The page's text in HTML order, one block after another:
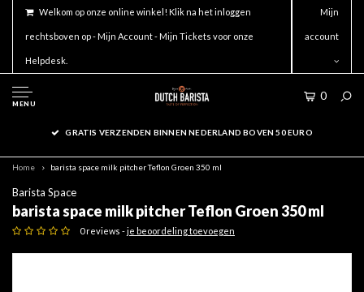
Welkom op onze online winkel! Klik na het inloggen
rechtsboven op - Mijn Account - Mijn Tickets voor onze
Helpdesk.
Mijn
account
MENU
0
GRATIS VERZENDEN BINNEN NEDERLAND BOVEN 50 EURO
Home barista space milk pitcher Teflon Groen 350 ml
Barista Space
barista space milk pitcher Teflon Groen 350 ml
0 reviews -je beoordeling toevoegen